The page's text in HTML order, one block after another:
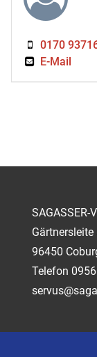
0170
E-Mail
SAGASSER-
Gärtnersleite
96450
Telefon